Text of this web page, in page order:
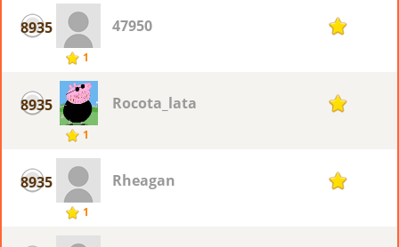
8935
1
47950 1
8935
1
Rocota_lata 1
8935
1
Rheagan 1